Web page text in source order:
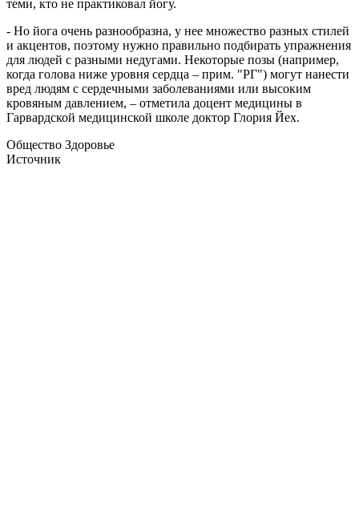
теми, кто не практиковал йогу.
- Но йога очень разнообразна, у нее множество разных стилей
и акцентов, поэтому нужно правильно подбирать упражнения
для людей с разными недугами. Некоторые позы (например,
когда голова ниже уровня сердца – прим. "РГ") могут нанести
вред людям с сердечными заболеваниями или высоким
кровяным давлением, – отметила доцент медицины в
Гарвардской медицинской школе доктор Глория Йех.
Общество Здоровье
Источник